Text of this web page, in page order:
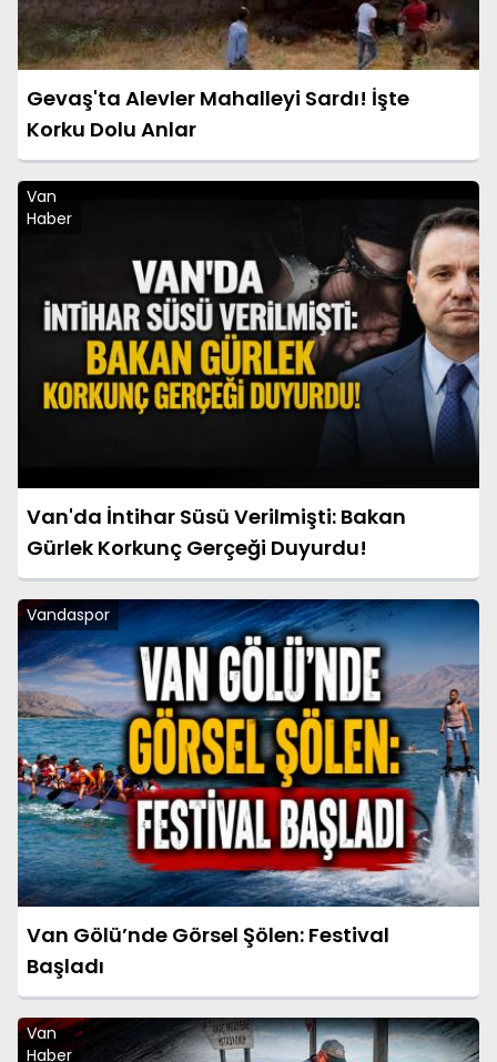
Gevaş'ta Alevler Mahalleyi Sardı! İşte
Korku Dolu Anlar
Van
Haber
Van'da İntihar Süsü Verilmişti: Bakan
Gürlek Korkunç Gerçeği Duyurdu!
Vandaspor
Van Gölü’nde Görsel Şölen: Festival
Başladı
Van
Haber